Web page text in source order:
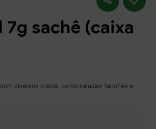
sachê (caixa
diversos pratos, como saladas, lanches e